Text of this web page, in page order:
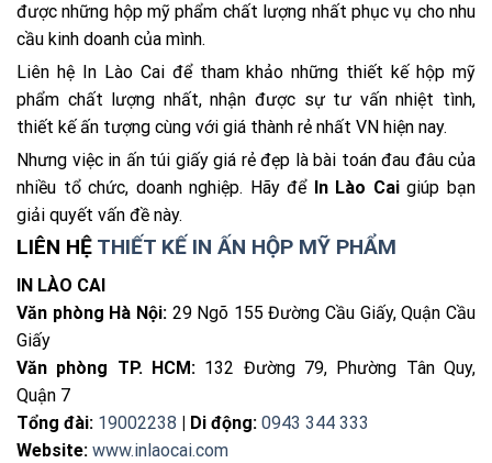
được những hộp mỹ phẩm chất lượng nhất phục vụ cho nhu
cầu kinh doanh của mình.
Liên hệ In Lào Cai để tham khảo những thiết kế hộp mỹ
phẩm chất lượng nhất, nhận được sự tư vấn nhiệt tình,
thiết kế ấn tượng cùng với giá thành rẻ nhất VN hiện nay.
Nhưng việc in ấn túi giấy giá rẻ đẹp là bài toán đau đâu của
nhiều tổ chức, doanh nghiệp. Hãy để In Lào Caigiúp bạn
giải quyết vấn đề này.
LIÊN HỆ THIẾT KẾ IN ẤN HỘP MỸ PHẨM
IN LÀO CAI
Văn phòng Hà Nội: 29 Ngõ 155 Đường Cầu Giấy, Quận Cầu
Giấy
Văn phòng TP. HCM: 132 Đường 79, Phường Tân Quy,
Quận 7
Tổng đài: 19002238 | Di động: 0943 344 333
Website: www.inlaocai.com